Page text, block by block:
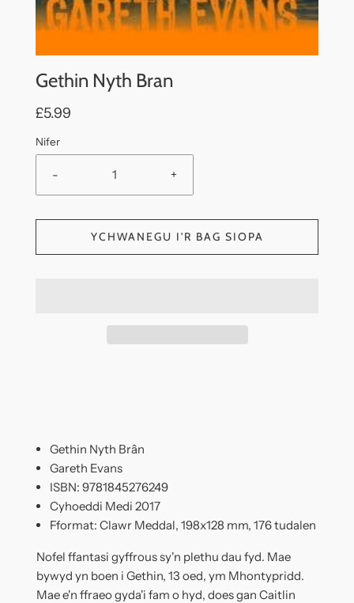
Gethin Nyth Bran
£5.99
Nifer
- +
YCHWANEGU I'R BAG SIOPA
Gethin Nyth Brân
Gareth Evans
ISBN: 9781845276249
Cyhoeddi Medi 2017
Fformat: Clawr Meddal, 198x128 mm, 176 tudalen
Nofel ffantasi gyffrous sy'n plethu dau fyd. Mae
bywyd yn boen i Gethin, 13 oed, ym Mhontypridd.
Mae e'n ffraeo gyda'i fam o hyd, does gan Caitlin